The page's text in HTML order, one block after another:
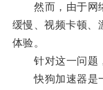
然而，由于网络
缓慢、视频卡顿、
体验。
针对这一问题，
快狗加速器是一